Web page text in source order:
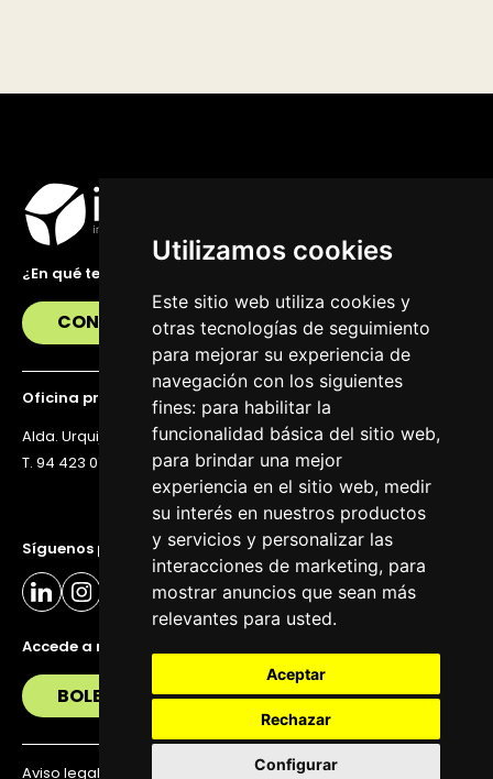
Utilizamos cookies
Este sitio web utiliza cookies y
otras tecnologías de seguimiento
para mejorar su experiencia de
navegación con los siguientes
fines: para habilitar la
funcionalidad básica del sitio web,
para brindar una mejor
experiencia en el sitio web, medir
su interés en nuestros productos
y servicios y personalizar las
interacciones de marketing, para
mostrar anuncios que sean más
relevantes para usted.
Aceptar
Rechazar
Configurar
Síguenos para estar al día
Accede a nuestra newsletter
BOLETÍN
¿En qué te podemos ayudar?
CONTÁCTANOS
Oficina principal
Alda. Urquijo 36, 6ª planta, 48011 Bilbao
T. 94 423 07 43
Aviso legal Política de privacidad